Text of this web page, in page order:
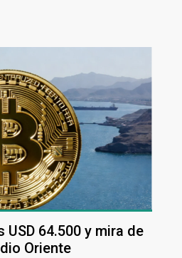
64.500 y mira de
Oriente